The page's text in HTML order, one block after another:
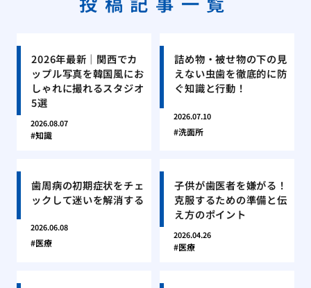
2026年最新｜関西でカ
ップル写真を韓国風にお
しゃれに撮れるスタジオ
5選
2026.08.07
知識
詰め物・被せ物の下の見
えない虫歯を徹底的に防
ぐ知識と行動！
2026.07.10
洗面所
歯周病の初期症状をチェ
ックして迷いを解消する
2026.06.08
医療
子供が歯医者を嫌がる！
克服するための準備と伝
え方のポイント
2026.04.26
医療